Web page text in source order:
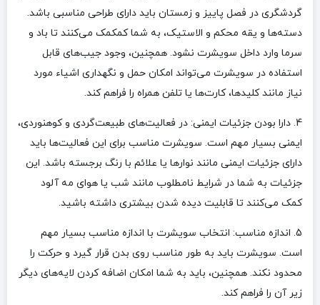
گردشگری در فصل پاییز و زمستان باید دارای طراحی مناسبی باشد.
دسته‌ها و یقه محکم و الاستیک، به شما کمکمک می‌کنند تا باد و
سرما وارد داخل سویشرت نشود. همچنین، وجود جیب‌های قابل
استفاده در سویشرت می‌تواند امکان حمل و نگهداری اشیاء مورد
نیاز مانند کلیدها، کارت‌ها یا تلفن همراه را فراهم کند.
4. دارا بودن جزئیات ایمنی: در فعالیت‌های طبیعت‌گردی و کوهنوردی،
ایمنی بسیار مهم است. سویشرت مناسب برای این فعالیت‌ها باید
دارای جزئیات ایمنی مانند نوارها یا علائم با رنگ برجسته باشد. این
جزئیات به شما در شرایط نامطلوب مانند شب یا هوای مه آلود
کمک می‌کنند تا قابلیت دیده شدن بیشتری داشته باشید.
5. اندازه مناسب: انتخاب سویشرت با اندازه مناسب بسیار مهم
است. سویشرت باید به طور مناسب روی بدن قرار گیرد و حرکت را
محدود نکند. همچنین، باید به شما امکان اضافه کردن لایه‌های دیگر
زیر آن را فراهم کند.